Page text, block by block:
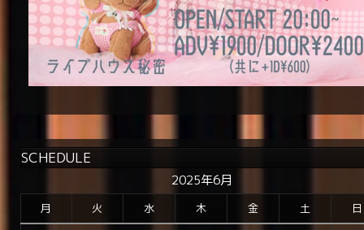
SCHEDULE
2025年6月
月 火 水 木 金 土 日